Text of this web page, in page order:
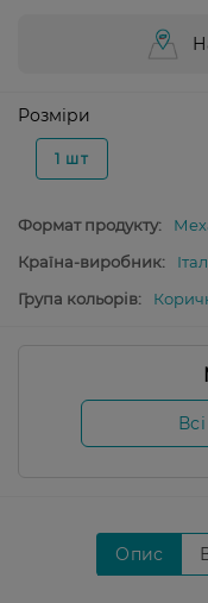
Розміри
1 шт
Формат продукту:
Країна-виробник:
Група кольорів:
Опис